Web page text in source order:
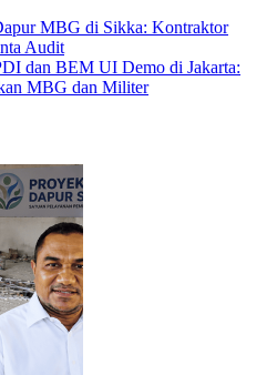
MBG di Sikka: Kontraktor
Audit
dan BEM UI Demo di Jakarta:
MBG dan Militer